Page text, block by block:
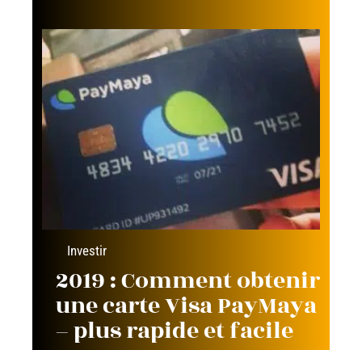
Investir
2019 : Comment obtenir
une carte Visa PayMaya
– plus rapide et facile